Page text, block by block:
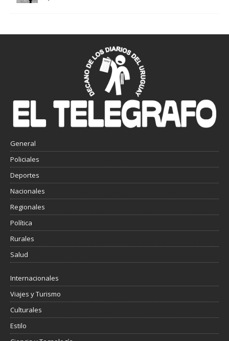
General
Policiales
Deportes
Nacionales
Regionales
Política
Rurales
Salud
Internacionales
Viajes y Turismo
Culturales
Estilo